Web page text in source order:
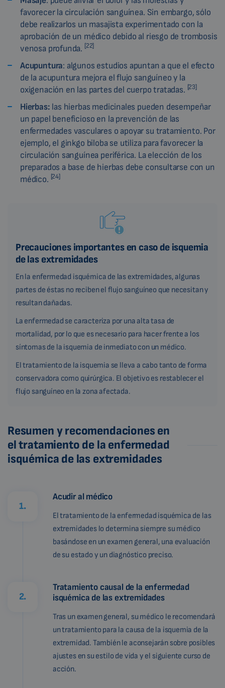
favorecer la circulación sanguínea. Sin embargo, sólo
debe realizarlos un masajista experimentado con la
aprobación de un médico debido al riesgo de trombosis
venosa profunda. [22]
Acupuntura: algunos estudios apuntan a que el efecto
de la acupuntura mejora el flujo sanguíneo y la
oxigenación en las partes del cuerpo tratadas. [23]
Hierbas: las hierbas medicinales pueden desempeñar
un papel beneficioso en la prevención de las
enfermedades vasculares o apoyar su tratamiento. Por
ejemplo, el ginkgo biloba se utiliza para favorecer la
circulación sanguínea periférica. La elección de los
preparados a base de hierbas debe consultarse con un
médico. [24]
Precauciones importantes en caso de isquemia
de las extremidades
En la enfermedad isquémica de las extremidades, algunas
partes de éstas no reciben el flujo sanguíneo que necesitan y
resultan dañadas.
La enfermedad se caracteriza por una alta tasa de
mortalidad, por lo que es necesario para hacer frente a los
síntomas de la isquemia de inmediato con un médico.
El tratamiento de la isquemia se lleva a cabo tanto de forma
conservadora como quirúrgica. El objetivo es restablecer el
flujo sanguíneo en la zona afectada.
Resumen y recomendaciones en
el tratamiento de la enfermedad
isquémica de las extremidades
1.
Acudir al médico
El tratamiento de la enfermedad isquémica de las
extremidades lo determina siempre su médico
basándose en un examen general, una evaluación
de su estado y un diagnóstico preciso.
2.
Tratamiento causal de la enfermedad
isquémica de las extremidades
Tras un examen general, su médico le recomendará
un tratamiento para la causa de la isquemia de la
extremidad. También le aconsejarán sobre posibles
ajustes en su estilo de vida y el siguiente curso de
acción.